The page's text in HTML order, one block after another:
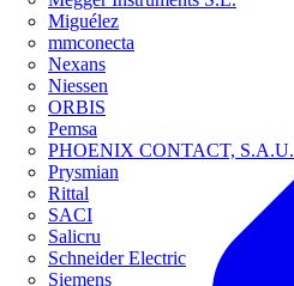
Miguélez
mmconecta
Nexans
Niessen
ORBIS
Pemsa
PHOENIX CONTACT, S.A.U.
Prysmian
Rittal
SACI
Salicru
Schneider Electric
Siemens